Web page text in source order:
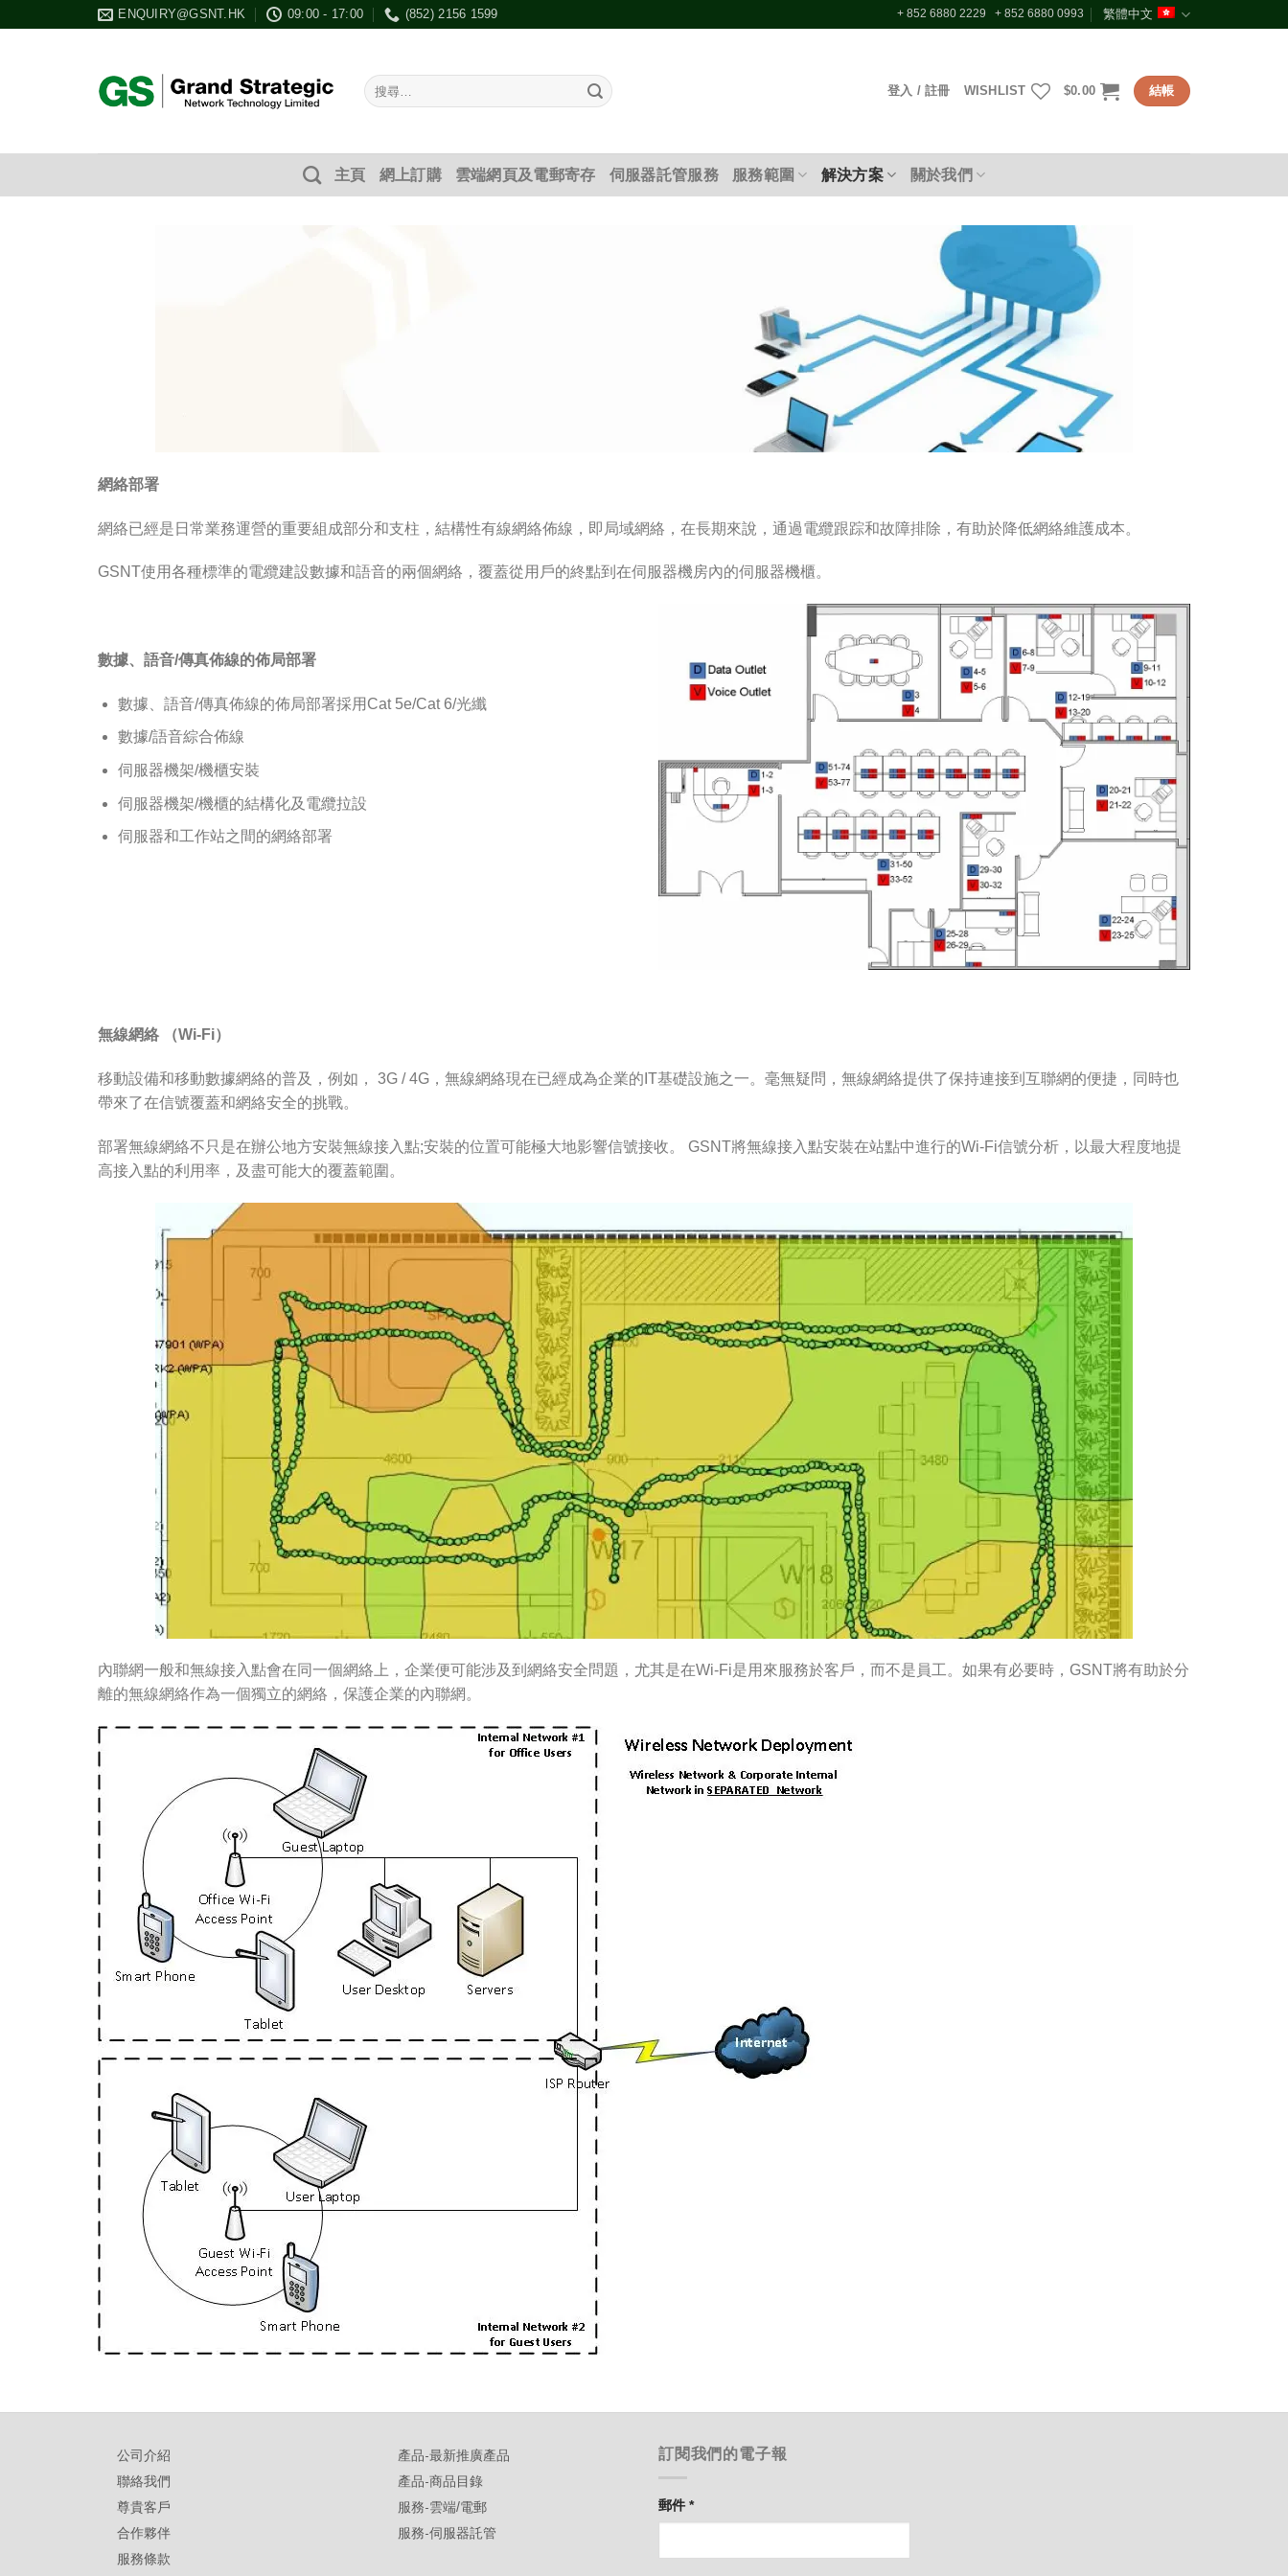
ENQUIRY@GSNT.HK 09:00 - 17:00 (852) 2156 1599 + 852 6880 2229 + 852 6880 0993 繁體中文
搜
尋：
登入 / 註冊 WISHLIST $0.00 結帳
主頁 網上訂購 雲端網頁及電郵寄存 伺服器託管服務 服務範圍 解決方案 關於我們
網絡部署
網絡已經是日常業務運營的重要組成部分和支柱，結構性有線網絡佈線，即局域網絡，在長期來說，通過電纜跟踪和故障排除，有助於降低網絡維護成本。
GSNT使用各種標準的電纜建設數據和語音的兩個網絡，覆蓋從用戶的終點到在伺服器機房內的伺服器機櫃。
數據、語音/傳真佈線的佈局部署
數據、語音/傳真佈線的佈局部署採用Cat 5e/Cat 6/光纖
數據/語音綜合佈線
伺服器機架/機櫃安裝
伺服器機架/機櫃的結構化及電纜拉設
伺服器和工作站之間的網絡部署
無線網絡 （Wi-Fi）
移動設備和移動數據網絡的普及，例如， 3G / 4G，無線網絡現在已經成為企業的IT基礎設施之一。毫無疑問，無線網絡提供了保持連接到互聯網的便捷，同時也
帶來了在信號覆蓋和網絡安全的挑戰。
部署無線網絡不只是在辦公地方安裝無線接入點;安裝的位置可能極大地影響信號接收。 GSNT將無線接入點安裝在站點中進行的Wi-Fi信號分析，以最大程度地提
高接入點的利用率，及盡可能大的覆蓋範圍。
內聯網一般和無線接入點會在同一個網絡上，企業便可能涉及到網絡安全問題，尤其是在Wi-Fi是用來服務於客戶，而不是員工。如果有必要時，GSNT將有助於分
離的無線網絡作為一個獨立的網絡，保護企業的內聯網。
公司介紹
聯絡我們
尊貴客戶
合作夥伴
服務條款
產品-最新推廣產品
產品-商品目錄
服務-雲端/電郵
服務-伺服器託管
訂閱我們的電子報
郵件*